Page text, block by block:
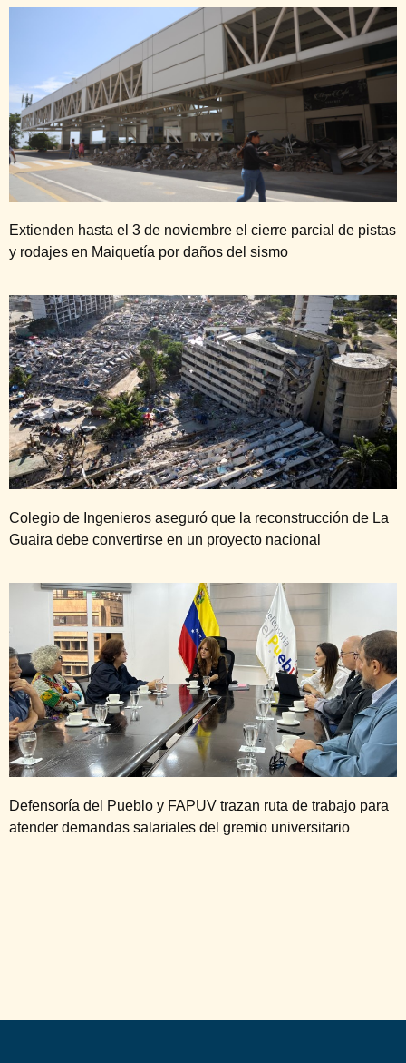
Extienden hasta el 3 de noviembre el cierre parcial de pistas
y rodajes en Maiquetía por daños del sismo
Colegio de Ingenieros aseguró que la reconstrucción de La
Guaira debe convertirse en un proyecto nacional
Defensoría del Pueblo y FAPUV trazan ruta de trabajo para
atender demandas salariales del gremio universitario